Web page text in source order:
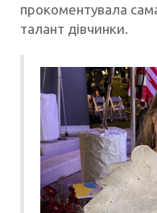
прокоментувала
талант дівчинки.